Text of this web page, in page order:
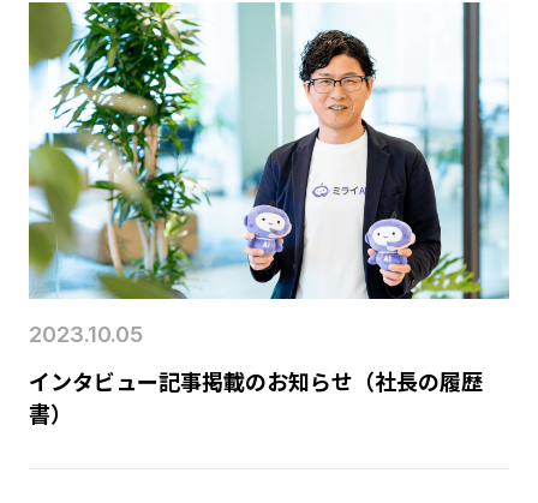
2023.10.05
インタビュー記事掲載のお知らせ（社長の履歴
書）